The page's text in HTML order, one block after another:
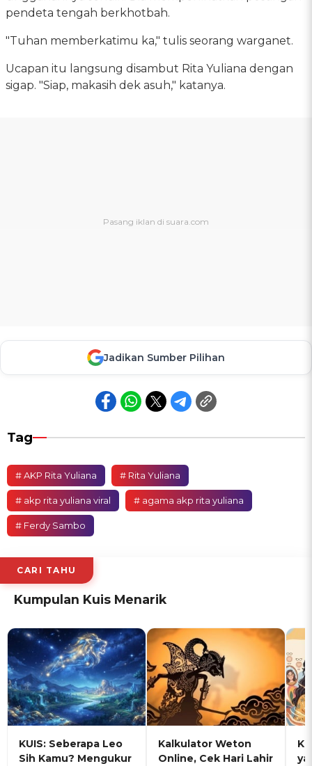
pendeta tengah berkhotbah.
"Tuhan memberkatimu ka," tulis seorang warganet.
Ucapan itu langsung disambut Rita Yuliana dengan
sigap. "Siap, makasih dek asuh," katanya.
Jadikan Sumber Pilihan
Tag
# AKP Rita Yuliana # Rita Yuliana
# akp rita yuliana viral # agama akp rita yuliana
# Ferdy Sambo
CARI TAHU
Kumpulan Kuis Menarik
KUIS: Seberapa Leo
Sih Kamu? Mengukur
Kalkulator Weton
Online, Cek Hari Lahir